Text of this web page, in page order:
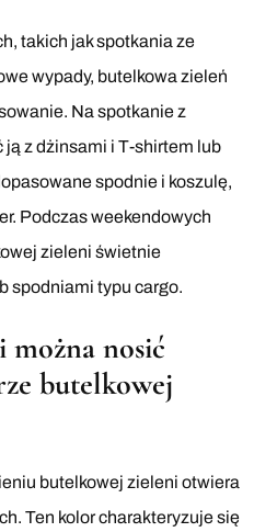
takich jak spotkania ze
wypady, butelkowa zieleń
Na spotkanie z
ją z dżinsami i T-shirtem lub
spodnie i koszulę,
Podczas weekendowych
zieleni świetnie
spodniami typu cargo.
nosić
butelkowej
butelkowej zieleni otwiera
Ten kolor charakteryzuje się